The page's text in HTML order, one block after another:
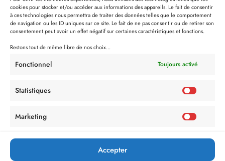
cookies pour stocker et/ou accéder aux informations des appareils. Le fait de consentir
à ces technologies nous permettra de traiter des données telles que le comportement
de navigation ou les ID uniques sur ce site. Le fait de ne pas consentir ou de retirer son
consentement peut avoir un effet négatif sur certaines caractéristiques et fonctions.
Restons tout de même libre de nos choix...
Fonctionnel Toujours activé
Statistiques
Marketing
Accepter